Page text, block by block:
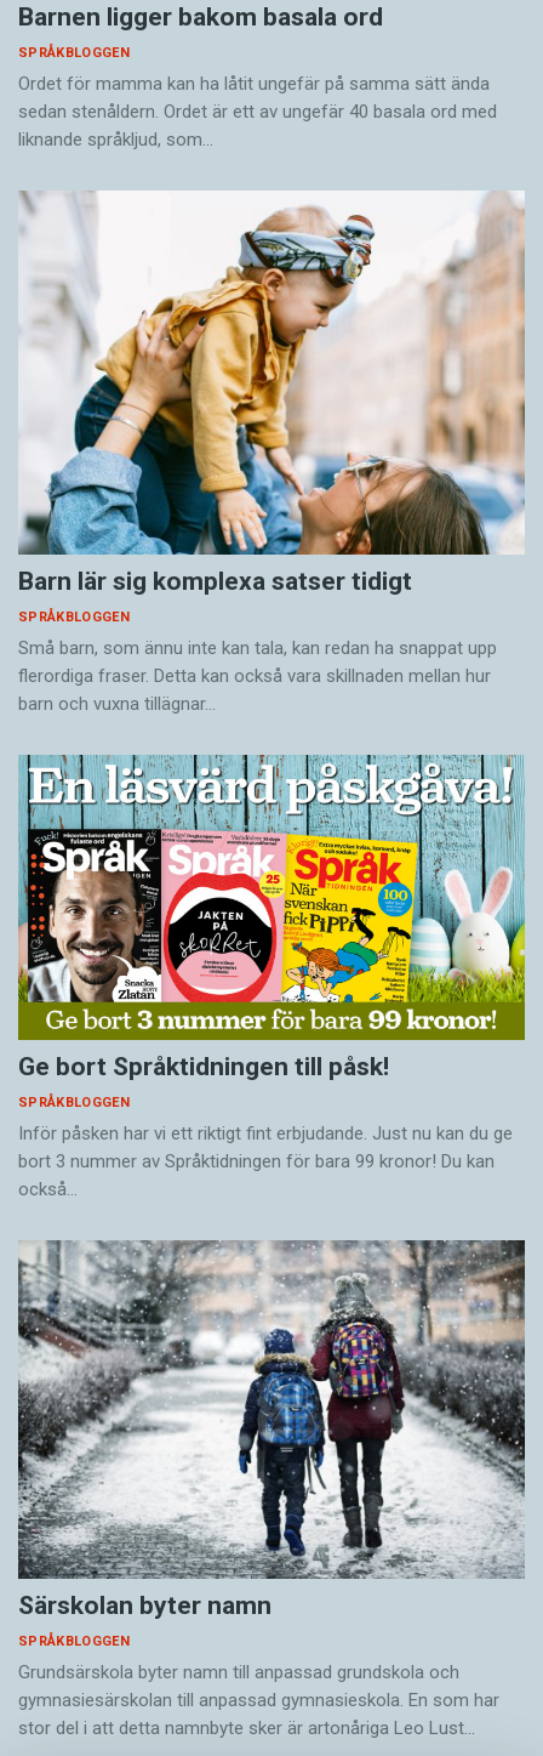
Barnen ligger bakom basala ord
SPRÅKBLOGGEN
Ordet för mamma kan ha låtit ungefär på samma sätt ända
sedan stenåldern. Ordet är ett av ungefär 40 basala ord med
liknande språkljud, som…
Barn lär sig komplexa satser tidigt
SPRÅKBLOGGEN
Små barn, som ännu inte kan tala, kan redan ha snappat upp
flerordiga fraser. Detta kan också vara skillnaden mellan hur
barn och vuxna tillägnar…
Ge bort Språktidningen till påsk!
SPRÅKBLOGGEN
Inför påsken har vi ett riktigt fint erbjudande. Just nu kan du ge
bort 3 nummer av Språktidningen för bara 99 kronor! Du kan
också…
Särskolan byter namn
SPRÅKBLOGGEN
Grundsärskola byter namn till anpassad grundskola och
gymnasiesärskolan till anpassad gymnasieskola. En som har
stor del i att detta namnbyte sker är artonåriga Leo Lust…